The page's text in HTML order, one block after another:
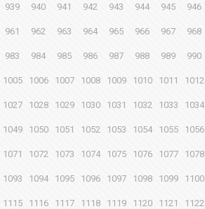
939 940 941 942 943 944 945 946
961 962 963 964 965 966 967 968
983 984 985 986 987 988 989 990
1005 1006 1007 1008 1009 1010 1011 1012
1027 1028 1029 1030 1031 1032 1033 1034
1049 1050 1051 1052 1053 1054 1055 1056
1071 1072 1073 1074 1075 1076 1077 1078
1093 1094 1095 1096 1097 1098 1099 1100
1115 1116 1117 1118 1119 1120 1121 1122